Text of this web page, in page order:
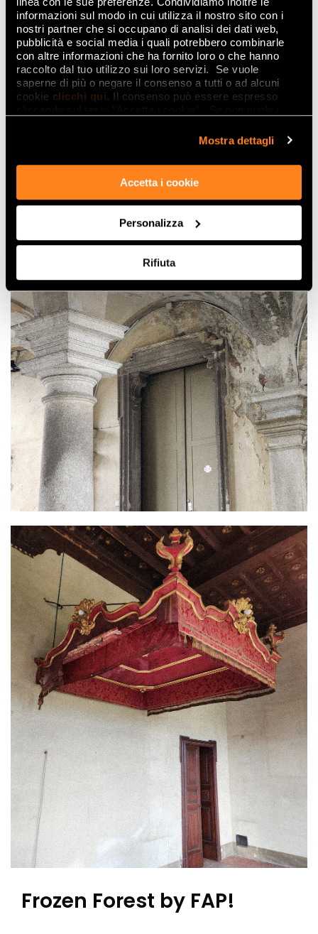
informazioni sul modo in cui utilizza il nostro sito con i
nostri partner che si occupano di analisi dei dati web,
pubblicità e social media i quali potrebbero combinarle
con altre informazioni che ha fornito loro o che hanno
raccolto dal tuo utilizzo sui loro servizi. Se vuole
saperne di più o negare il consenso a tutti o ad alcuni
cookie clicchi qui. Il consenso può essere espresso
Mostra dettagli
Accetta i cookie
Personalizza
Rifiuta
Frozen Forest by FAP!